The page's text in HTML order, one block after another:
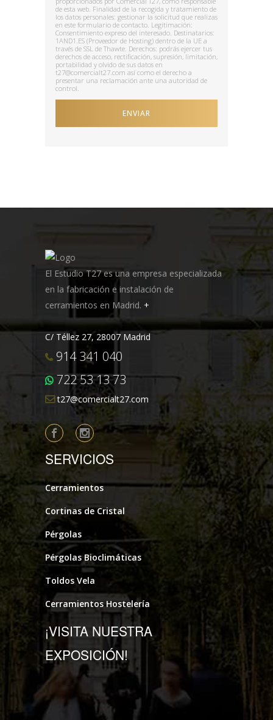
de esta web. Finalidad de la recogida y tratamiento de
los datos personales: gestionar la solicitud que realizas
en este formulario de contacto. Legitimación:
Consentimiento expreso del interesado. Destinatarios:
1AND1.ES (Proveedor de Hosting) dentro de la UE a
través de SSL de Thawte. Derechos: podrás ejercer tus
derechos de acceso, rectificación, supresión, limitación,
portabilidad y olvido de sus datos en
t27@comercialt27.com así como el derecho a
presentar una reclamación ante una autoridad de
control.
El Estudio T27 es una empresa especializada
en la fabricación e instalación de
cerramientos en Madrid. +
C/ Téllez 27, 28007 Madrid
914 341 040
722 53 13 73
t27@comercialt27.com
SERVICIOS
Cerramientos
Cortinas de Cristal
Pérgolas
Pérgolas Bioclimáticas
Toldos Vela
Cerramientos Hostelería
¡VISITA NUESTRA
EXPOSICIÓN!